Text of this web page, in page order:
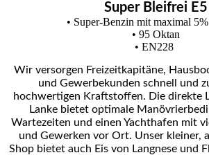
Super Bleifrei E5
• Super-Benzin mit maximal
• 95 Oktan
• EN228
Wir versorgen Freizeitkapitäne,
und Gewerbekunden schnell und
hochwertigen Kraftstoffen. Die direkte
Lanke bietet optimale
Wartezeiten und einen Yachthafen mit
und Gewerken vor Ort. Unser kleiner,
Shop bietet auch Eis von Langnese und